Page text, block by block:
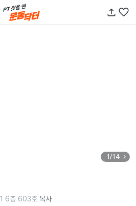
1/14
1 6층 603호 복사